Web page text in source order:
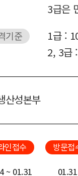
3급은
기준
1급 :
2, 3급
산성본부
인접수 방문접
~ 01.31
01.31